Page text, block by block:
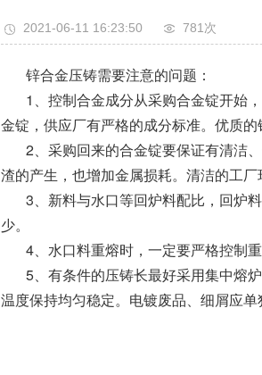
2021-06-11 16:23:50 781 次
锌合金压铸需要注意的问题：
1、控制合金成分从采购合金锭开始
金锭，供应厂有严格的成分标准。优质的
2、采购回来的合金锭要保证有清洁
渣的产生，也增加金属损耗。清洁的工
3、新料与水口等回炉料配比，回炉
少。
4、水口料重熔时，一定要严格控制
5、有条件的压铸长最好采用集中熔
温度保持均匀稳定。电镀废品、细屑应单